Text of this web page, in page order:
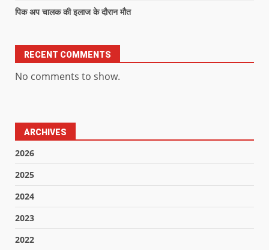
पिक अप चालक की इलाज के दौरान मौत
RECENT COMMENTS
No comments to show.
ARCHIVES
2026
2025
2024
2023
2022